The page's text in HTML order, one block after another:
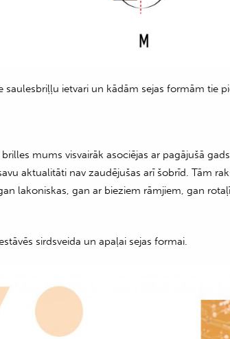
saulesbriļļu ietvari un kādām sejas formām tie
mums visvairāk asociējas ar pagājušā
aktualitāti nav zaudējušas arī šobrīd. Tām
lakoniskas, gan ar bieziem rāmjiem, gan
sirdsveida un apaļai sejas formai.